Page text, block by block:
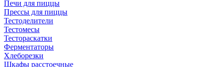
Печи для пиццы
Прессы для пиццы
Тестоделители
Тестомесы
Тестораскатки
Ферментаторы
Хлеборезки
Шкафы расстоечные